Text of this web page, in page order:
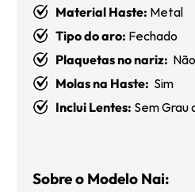
Material Haste: Metal
Tipo do aro: Fechado
Plaquetas no nariz: Não
Molas na Haste: Sim
Inclui Lentes: Sem
Sobre o Modelo Nai: